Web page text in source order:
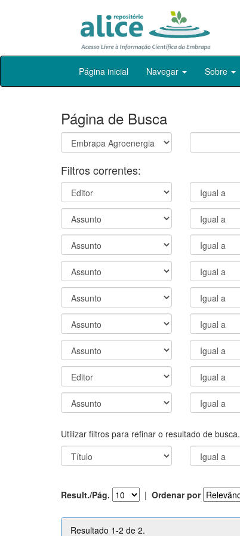
Skip
Página inicial Navegar Sobre
Página de Busca
Filtros correntes:
Utilizar filtros para refinar o resultado de busca.
Result./Pág. | Ordenar por
Resultado 1-2 de 2.